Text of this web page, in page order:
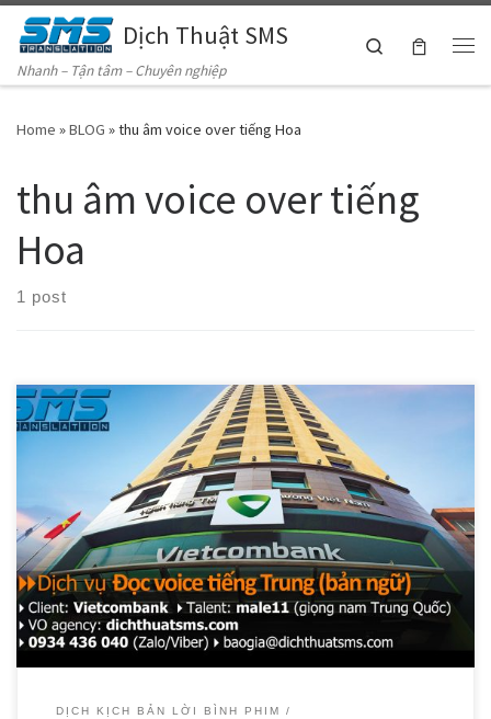
Skip to contentDịch Thuật SMS
Nhanh – Tận tâm – Chuyên nghiệp
Search
Home »BLOG »thu âm voice over tiếng Hoa
thu âm voice over tiếng
Hoa
1 post
Dịch Thuật SMS tự hào là đối tác đáng tin cậy của Vietcombank
trong việc cung cấp các dịch vụ thu âm giọng đọc voice chuyên
nghiệp bằng tiếng Hàn, tiếng Trung, tiếng Anh và tiếng Nhật.
DỊCH KỊCH BẢN LỜI BÌNH PHIM